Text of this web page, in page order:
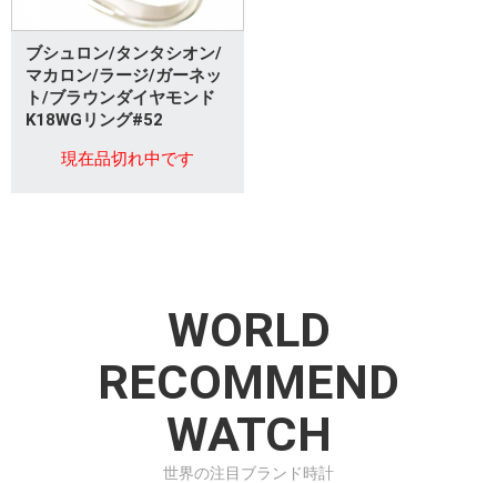
ブシュロン/タンタシオン/
マカロン/ラージ/ガーネッ
ト/ブラウンダイヤモンド
K18WGリング#52
現在品切れ中です
WORLD
RECOMMEND
WATCH
世界の注目ブランド時計